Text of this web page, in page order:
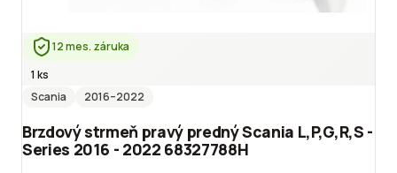
12 mes. záruka
1 ks
Scania
2016–2022
Brzdový strmeň pravý predný Scania L,P,G,R,S -
Series 2016 - 2022 68327788H